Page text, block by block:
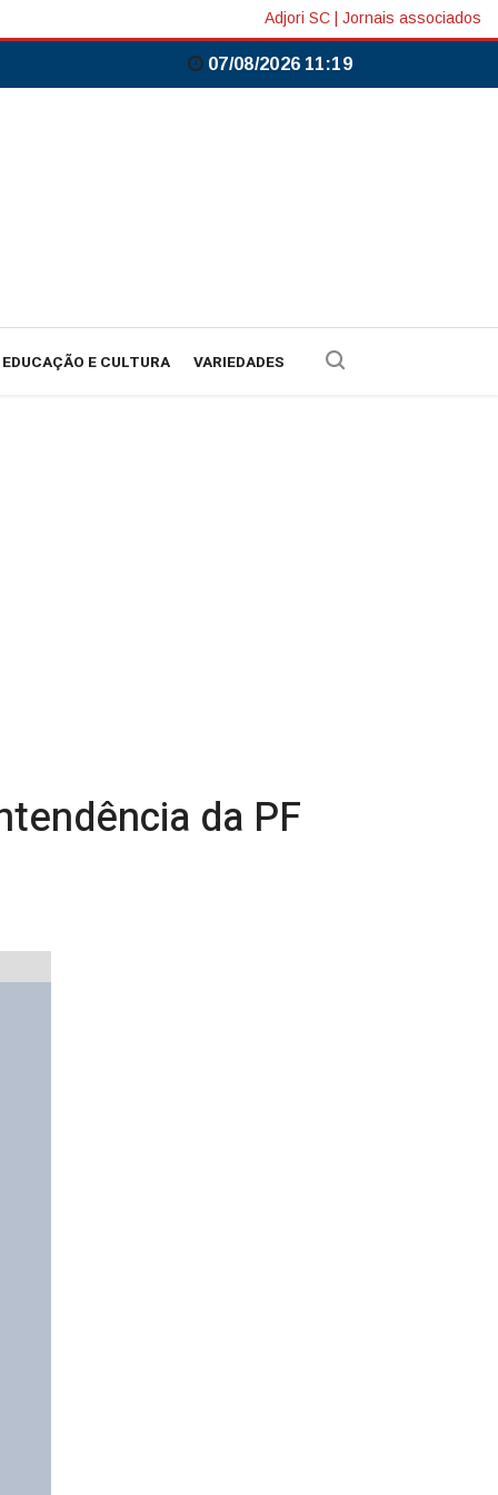
Adjori SC Jornais associados
07/08/2026 11:19
EDUCAÇÃO E CULTURA VARIEDADES
da PF